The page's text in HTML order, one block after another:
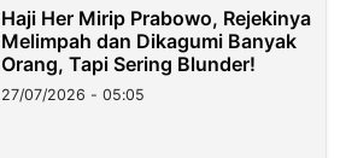
Haji Her Mirip Prabowo, Rejekinya
Melimpah dan Dikagumi Banyak
Orang, Tapi Sering Blunder!
27/07/2026 - 05:05